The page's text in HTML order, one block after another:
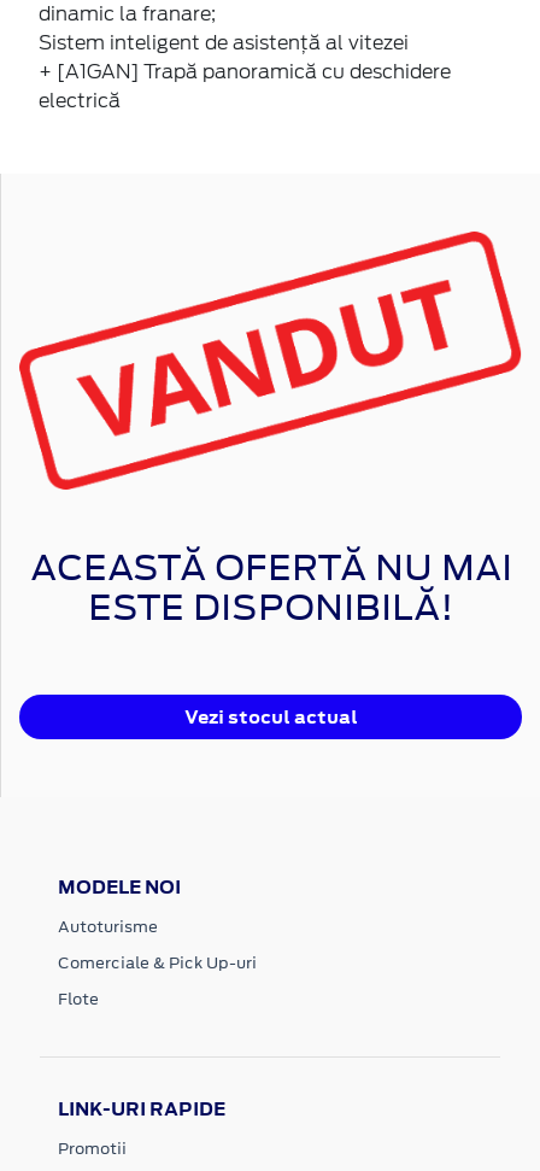
dinamic la franare;
Sistem inteligent de asistență al vitezei
+ [A1GAN] Trapă panoramică cu deschidere
electrică
ACEASTĂ OFERTĂ NU MAI
ESTE DISPONIBILĂ!
Vezi stocul actual
MODELE NOI
Autoturisme
Comerciale & Pick Up-uri
Flote
LINK-URI RAPIDE
Promotii